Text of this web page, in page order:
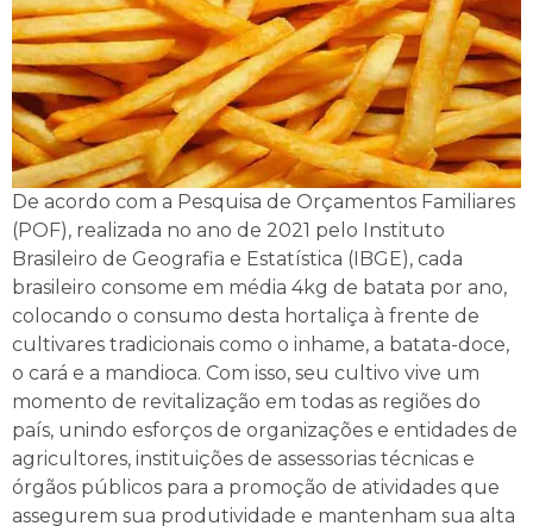
De acordo com a Pesquisa de Orçamentos Familiares
(POF), realizada no ano de 2021 pelo Instituto
Brasileiro de Geografia e Estatística (IBGE), cada
brasileiro consome em média 4kg de batata por ano,
colocando o consumo desta hortaliça à frente de
cultivares tradicionais como o inhame, a batata-doce,
o cará e a mandioca. Com isso, seu cultivo vive um
momento de revitalização em todas as regiões do
país, unindo esforços de organizações e entidades de
agricultores, instituições de assessorias técnicas e
órgãos públicos para a promoção de atividades que
assegurem sua produtividade e mantenham sua alta